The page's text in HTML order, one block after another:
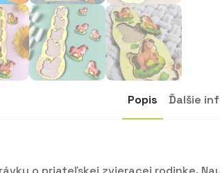
Popis Ďalšie